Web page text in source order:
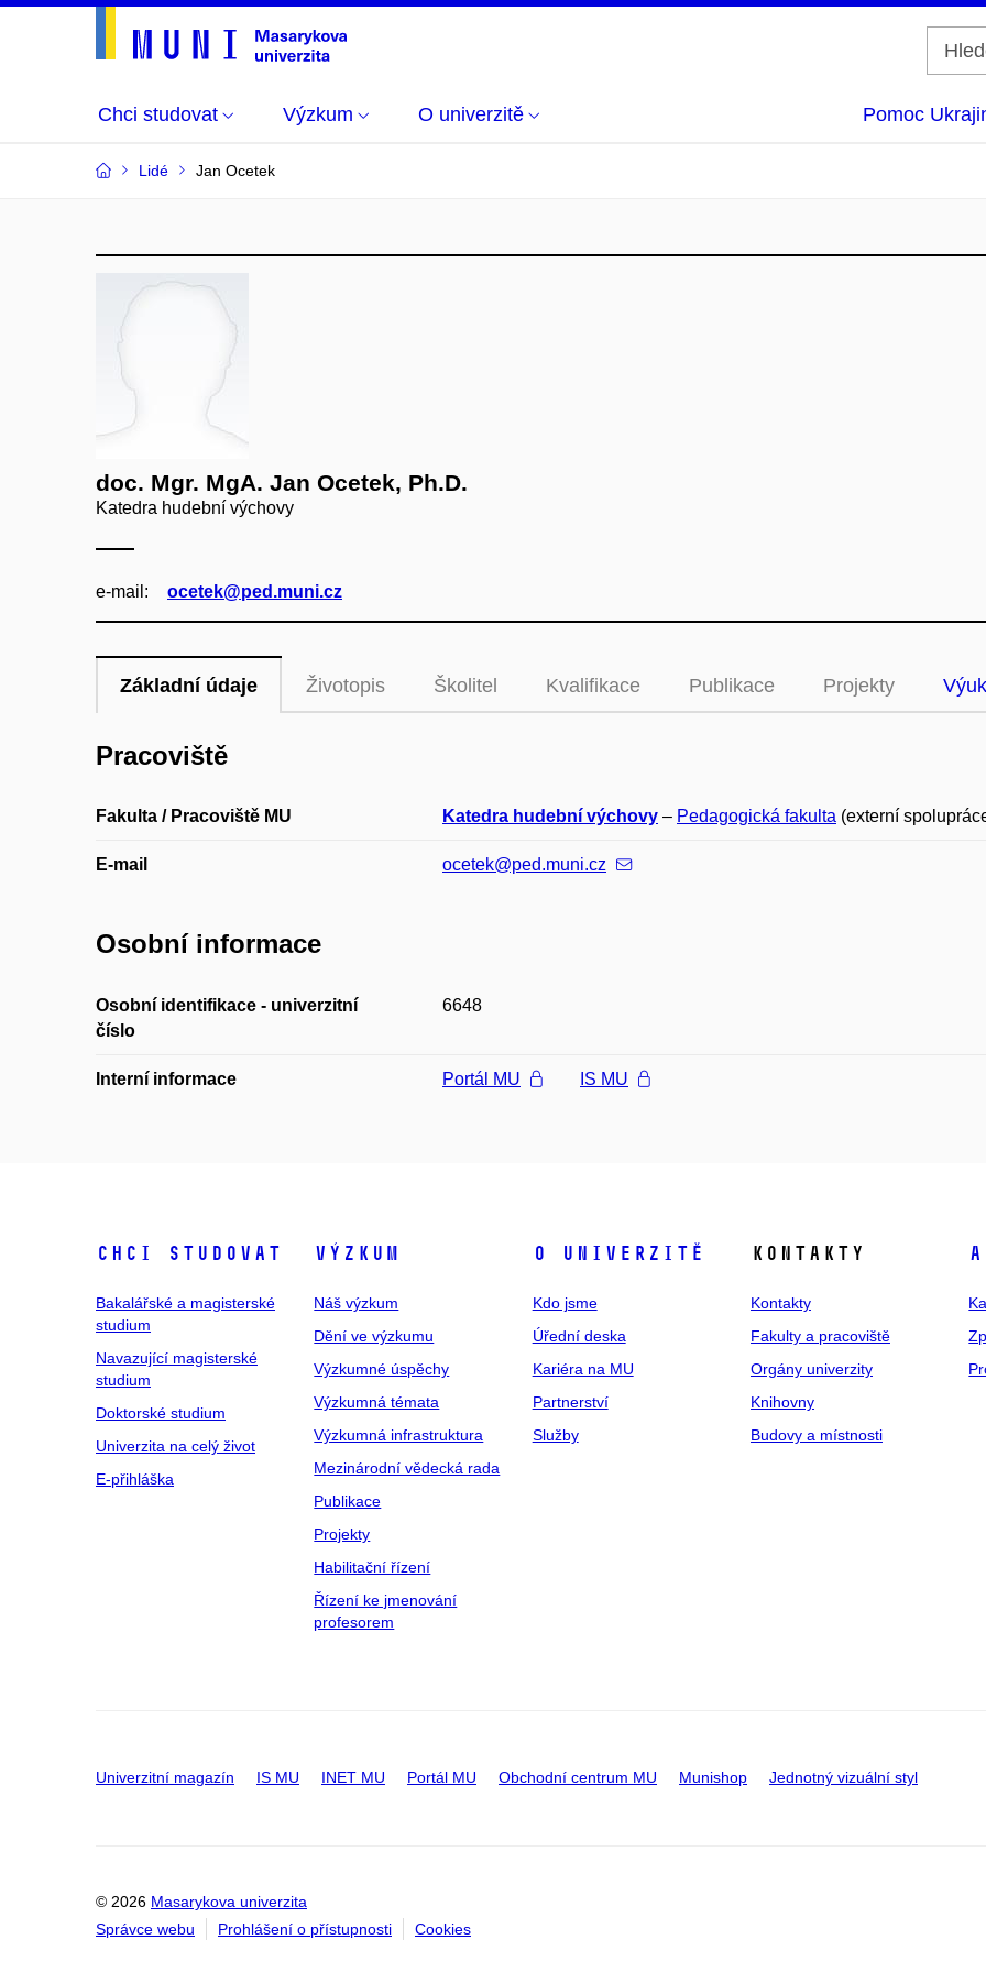
Chci studovat Výzkum O univerzitě Pomoc
Lidé Jan Ocetek
doc. Mgr. MgA. Jan Ocetek, Ph.D.
Katedra hudební výchovy
e‑mail: ocetek@ped.muni.cz
Základní údaje Životopis Školitel Kvalifikace Publikace Projekty
Pracoviště
Fakulta / Pracoviště MU Katedra hudební výchovy – Pedagogická fakulta (externí
E-mail ocetek@ped.muni.cz
Osobní informace
Osobní identifikace - univerzitní
číslo
6648
Interní informace Portál MU IS MU
Chci studovat
Bakalářské a magisterské
studium
Navazující magisterské
studium
Doktorské studium
Univerzita na celý život
E-přihláška
Výzkum
Náš výzkum
Dění ve výzkumu
Výzkumné úspěchy
Výzkumná témata
Výzkumná infrastruktura
Mezinárodní vědecká rada
Publikace
Projekty
Habilitační řízení
Řízení ke jmenování
profesorem
O univerzitě
Kdo jsme
Úřední deska
Kariéra na MU
Partnerství
Služby
Kontakty
Kontakty
Fakulty a pracoviště
Orgány univerzity
Knihovny
Budovy a místnosti
Univerzitní magazín IS MU INET MU Portál MU Obchodní centrum MU Munishop Jednotný vizuální styl
© 2026 Masarykova univerzita
Správce webu
Prohlášení o přístupnosti Cookies